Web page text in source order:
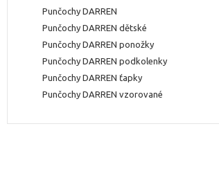
Punčochy DARREN
Punčochy DARREN dětské
Punčochy DARREN ponožky
Punčochy DARREN podkolenky
Punčochy DARREN ťapky
Punčochy DARREN vzorované